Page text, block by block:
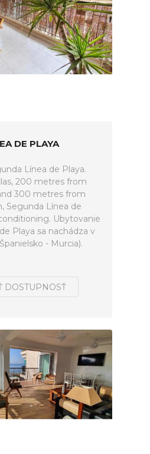
DE PLAYA
Línea de Playa.
200 metres from
300 metres from
Segunda Línea de
Ubytovanie
Playa sa nachádza v
- Murcia).
DOSTUPNOSŤ